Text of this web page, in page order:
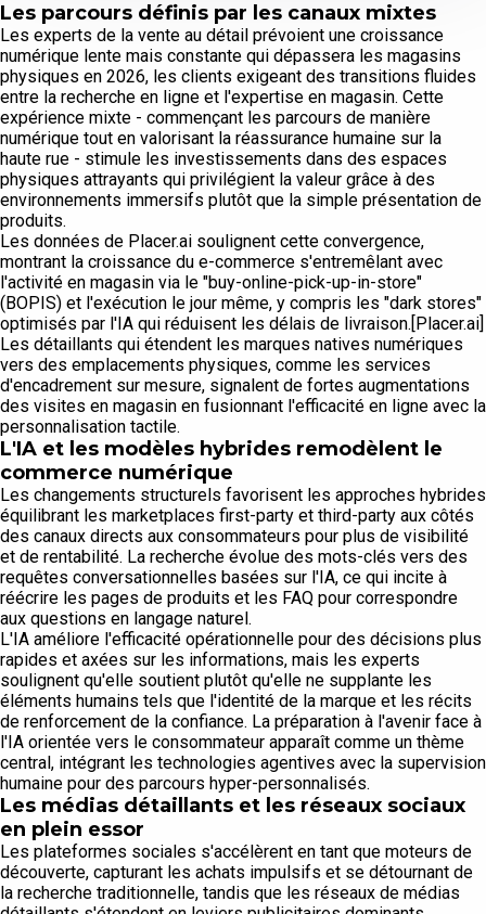
Les parcours définis par les canaux mixtes
Les experts de la vente au détail prévoient une croissance
numérique lente mais constante qui dépassera les magasins
physiques en 2026, les clients exigeant des transitions fluides
entre la recherche en ligne et l'expertise en magasin. Cette
expérience mixte - commençant les parcours de manière
numérique tout en valorisant la réassurance humaine sur la
haute rue - stimule les investissements dans des espaces
physiques attrayants qui privilégient la valeur grâce à des
environnements immersifs plutôt que la simple présentation de
produits.
Les données de Placer.ai soulignent cette convergence,
montrant la croissance du e-commerce s'entremêlant avec
l'activité en magasin via le "buy-online-pick-up-in-store"
(BOPIS) et l'exécution le jour même, y compris les "dark stores"
optimisés par l'IA qui réduisent les délais de livraison.[Placer.ai]
Les détaillants qui étendent les marques natives numériques
vers des emplacements physiques, comme les services
d'encadrement sur mesure, signalent de fortes augmentations
des visites en magasin en fusionnant l'efficacité en ligne avec la
personnalisation tactile.
L'IA et les modèles hybrides remodèlent le
commerce numérique
Les changements structurels favorisent les approches hybrides
équilibrant les marketplaces first-party et third-party aux côtés
des canaux directs aux consommateurs pour plus de visibilité
et de rentabilité. La recherche évolue des mots-clés vers des
requêtes conversationnelles basées sur l'IA, ce qui incite à
réécrire les pages de produits et les FAQ pour correspondre
aux questions en langage naturel.
L'IA améliore l'efficacité opérationnelle pour des décisions plus
rapides et axées sur les informations, mais les experts
soulignent qu'elle soutient plutôt qu'elle ne supplante les
éléments humains tels que l'identité de la marque et les récits
de renforcement de la confiance. La préparation à l'avenir face à
l'IA orientée vers le consommateur apparaît comme un thème
central, intégrant les technologies agentives avec la supervision
humaine pour des parcours hyper-personnalisés.
Les médias détaillants et les réseaux sociaux
en plein essor
Les plateformes sociales s'accélèrent en tant que moteurs de
découverte, capturant les achats impulsifs et se détournant de
la recherche traditionnelle, tandis que les réseaux de médias